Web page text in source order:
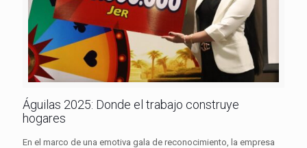
Águilas 2025: Donde el trabajo construye
hogares
En el marco de una emotiva gala de reconocimiento, la empresa